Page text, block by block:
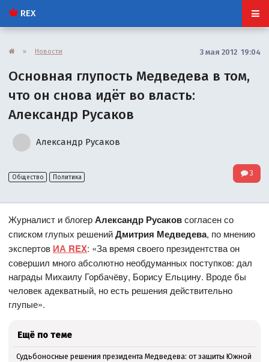
REX
» Новости 3 мая 2012 19:04
Основная глупость Медведева в том,
что он снова идёт во власть:
Александр Русаков
Александр Русаков
Общество Политика 3
Журналист и блогерАлександр Русаковсогласен со
списком глупых решенийДмитрия Медведева, по мнению
экспертов ИА REX: «За время своего президентства он
совершил много абсолютно необдуманных поступков: дал
награды Михаилу Горбачёву, Борису Ельцину. Вроде бы
человек адекватный, но есть решения действительно
глупые».
Ещё по теме
Судьбоносные решения президента Медведева: от защиты Южной